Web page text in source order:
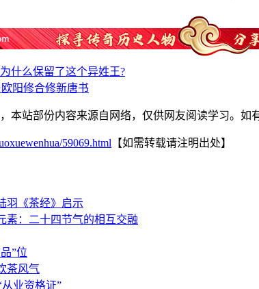
什么保留了这个异姓王?
阳修合修新唐书
本站部份内容来源自网络，仅供网友阅读学习。如
59069.html 【如需转载请注明出处】
羽《茶经》启示
素：二十四节气的相互交融
”位
茶风气
业资格证”